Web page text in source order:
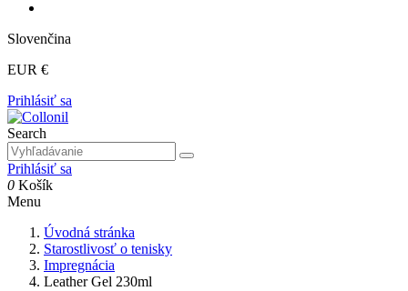
Slovenčina
EUR €
Prihlásiť sa
Search
Prihlásiť sa
0 Košík
Menu
Úvodná stránka
Starostlivosť o tenisky
Impregnácia
Leather Gel 230ml